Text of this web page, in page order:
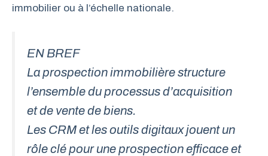
immobilier ou à l’échelle nationale.
EN BREF
La prospection immobilière structure
l’ensemble du processus d’acquisition
et de vente de biens.
Les CRM et les outils digitaux jouent un
rôle clé pour une prospection efficace et